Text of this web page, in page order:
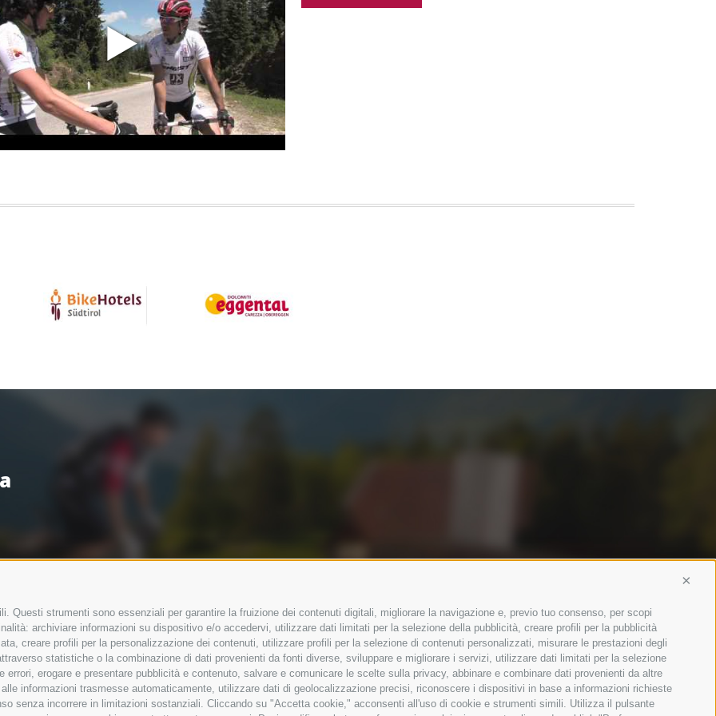
Questi strumenti sono essenziali per garantire la fruizione dei contenuti digitali, migliorare la navigazione e, previo tuo consenso, per scopi
archiviare informazioni su dispositivo e/o accedervi, utilizzare dati limitati per la selezione della pubblicità, creare profili per la pubblicità
creare profili per la personalizzazione dei contenuti, utilizzare profili per la selezione di contenuti personalizzati, misurare le prestazioni degli
statistiche o la combinazione di dati provenienti da fonti diverse, sviluppare e migliorare i servizi, utilizzare dati limitati per la selezione
erogare e presentare pubblicità e contenuto, salvare e comunicare le scelte sulla privacy, abbinare e combinare dati provenienti da altre
informazioni trasmesse automaticamente, utilizzare dati di geolocalizzazione precisi, riconoscere i dispositivi in base a informazioni richieste
senza incorrere in limitazioni sostanziali. Cliccando su "Accetta cookie," acconsenti all'uso di cookie e strumenti simili. Utilizza il pulsante
12°C34°C
13°C34°C
temporali, localmente anche di forte intensità.
Temperature